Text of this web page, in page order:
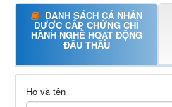
DANH SÁCH CÁ NHÂN
ĐƯỢC CẤP CHỨNG CHỈ
HÀNH NGHỀ HOẠT ĐỘNG
ĐẤU THẦU
Họ và tên